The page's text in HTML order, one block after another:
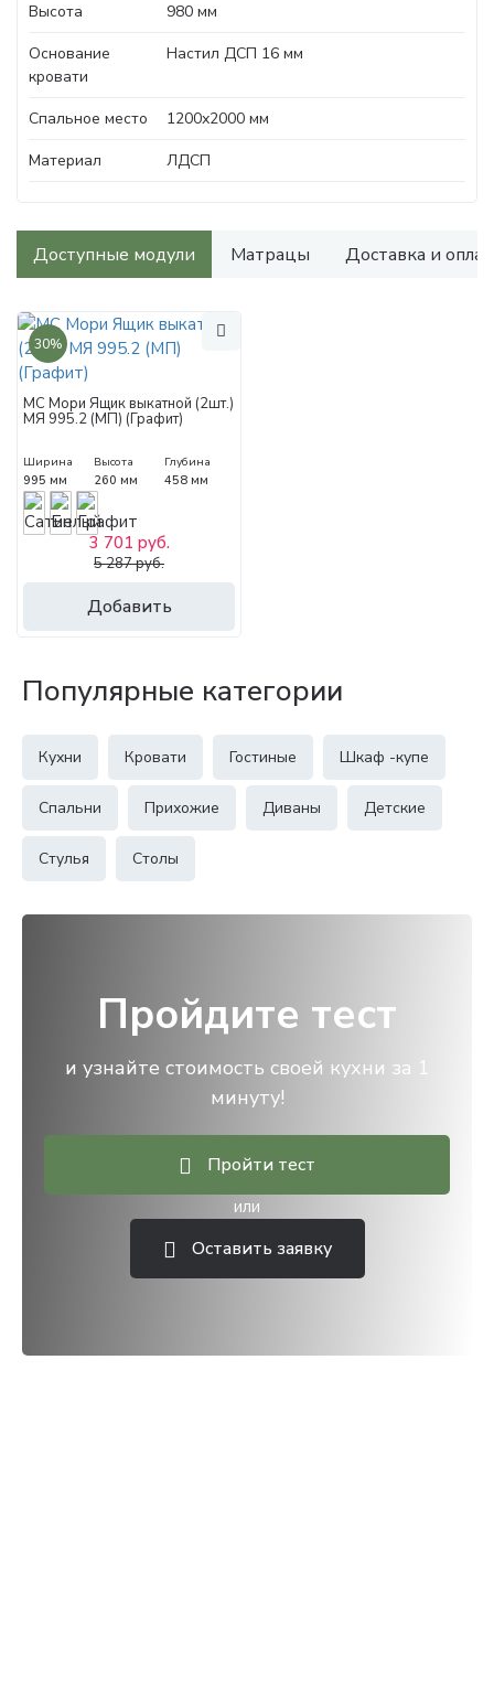
Высота
980 мм
Основание
кровати
Настил ДСП 16 мм
Спальное место
1200х2000 мм
Материал
ЛДСП
Доступные модули Матрацы Доставка и
30%
МС Мори Ящик выкатной (2шт.)
МЯ 995.2 (МП) (Графит)
Ширина
995 мм
Высота
260 мм
Глубина
458 мм
Добавить
3 701 руб.
5 287 руб.
Популярные категории
Кухни Кровати Гостиные Шкаф -купе
Спальни Прихожие Диваны Детские
Стулья Столы
Пройдите тест
и узнайте стоимость своей кухни за 1
минуту!
Пройти тест
или
Оставить заявку